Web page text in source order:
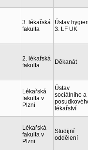
3. lékařská
fakulta
Ústav
3. LF UK
2. lékařská
fakulta
Děkanát
Lékařská
fakulta v
Plzni
Ústav
sociálního a
lékařství
Lékařská
fakulta v
Plzni
Studijní
oddělení